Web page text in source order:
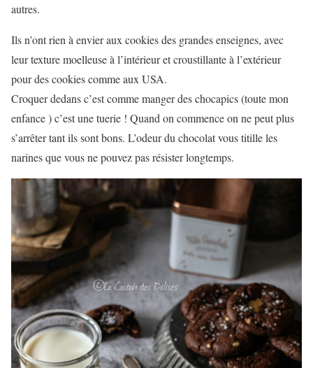
autres.
Ils n’ont rien à envier aux cookies des grandes enseignes, avec
leur texture moelleuse à l’intérieur et croustillante à l’extérieur
pour des cookies comme aux USA.
Croquer dedans c’est comme manger des chocapics (toute mon
enfance ) c’est une tuerie ! Quand on commence on ne peut plus
s’arrêter tant ils sont bons. L’odeur du chocolat vous titille les
narines que vous ne pouvez pas résister longtemps.